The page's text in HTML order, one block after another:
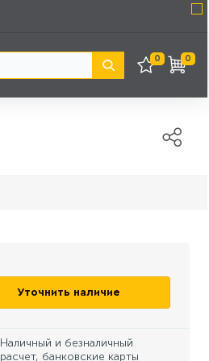
0 0
Уточнить наличие
Наличный и безналичный
расчет, банковские карты